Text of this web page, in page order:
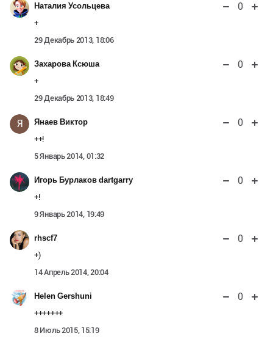
Наталия Усольцева 0
+
29 Декабрь 2013, 18:06
Захарова Ксюша 0
+
29 Декабрь 2013, 18:49
Я Янаев Виктор 0
++!
5 Январь 2014, 01:32
Игорь Бурлаков dartgarry 0
+!
9 Январь 2014, 19:49
rhscf7 0
+)
14 Апрель 2014, 20:04
Helen Gershuni 0
+++++++
8 Июль 2015, 15:19